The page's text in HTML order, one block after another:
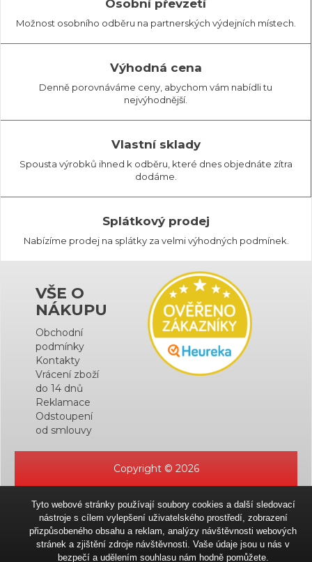
Osobní převzetí
Možnost osobního odběru na partnerských výdejních místech.
Výhodná cena
Denně porovnáváme ceny, abychom vám nabídli tu
nejvýhodnější.
Vlastní sklady
Spousta výrobků ihned k odběru, které dnes objednáte zítra
dodáme.
Splátkový prodej
Nabízíme prodej na splátky za velmi výhodných podmínek.
VŠE O
NÁKUPU
Obchodní
podmínky
Kontakty
Vrácení zboží
do 14 dnů
Reklamace
Odstoupení
od smlouvy
Copyright © 2026
Tyto webové stránky používají soubory cookies a další sledovací
nástroje s cílem vylepšení uživatelského prostředí, zobrazení
přizpůsobeného obsahu a reklam, analýzy návštěvnosti webových
stránek a zjištění zdroje návštěvnosti. Vaše údaje jsou u nás v
bezpečí a udělením souhlasu nám hodně pomůžete.